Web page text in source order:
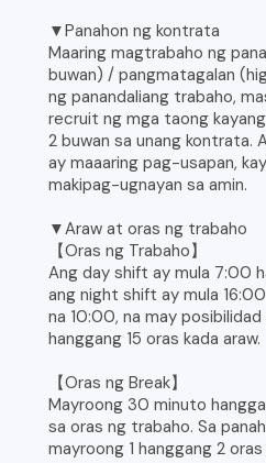
▼Panahon ng kontrata
Maaring magtrabaho ng
buwan) / pangmatagalan
ng panandaliang trabaho,
recruit ng mga taong
2 buwan sa unang kontrata.
ay maaaring pag-usapan,
makipag-ugnayan sa amin.
▼Araw at oras ng trabaho
【Oras ng Trabaho】
Ang day shift ay mula 7:00
ang night shift ay mula
na 10:00, na may
hanggang 15 oras kada araw.
【Oras ng Break】
Mayroong 30 minuto
sa oras ng trabaho. Sa
mayroong 1 hanggang 2 oras